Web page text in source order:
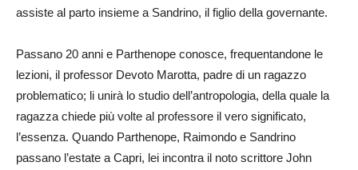
assiste al parto insieme a Sandrino, il figlio della governante.
Passano 20 anni e Parthenope conosce, frequentandone le
lezioni, il professor Devoto Marotta, padre di un ragazzo
problematico; li unirà lo studio dell’antropologia, della quale la
ragazza chiede più volte al professore il vero significato,
l’essenza. Quando Parthenope, Raimondo e Sandrino
passano l’estate a Capri, lei incontra il noto scrittore John